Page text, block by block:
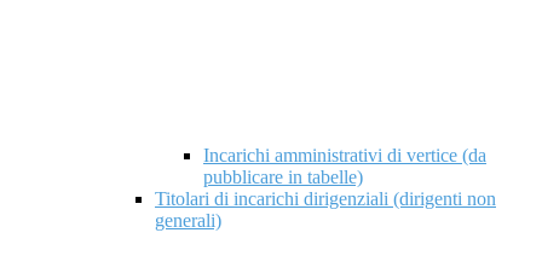
Incarichi amministrativi di vertice (da
pubblicare in tabelle)
Titolari di incarichi dirigenziali (dirigenti non
generali)